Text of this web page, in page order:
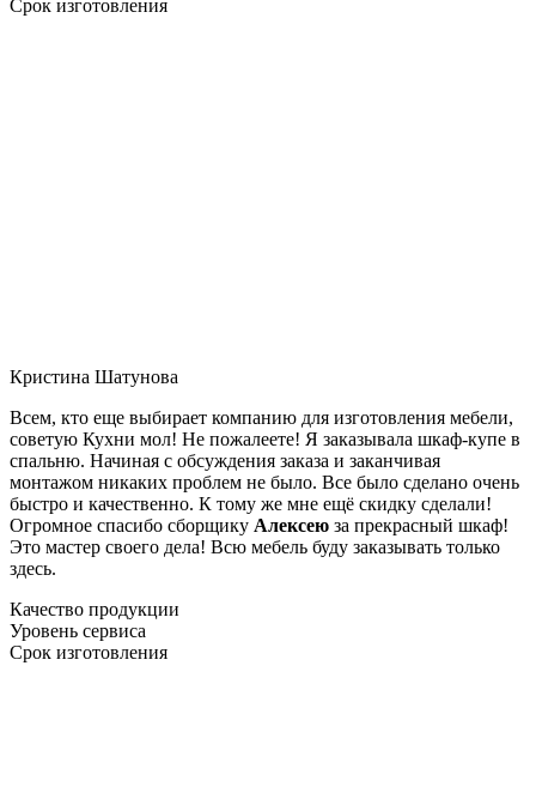
Срок изготовления
Кристина Шатунова
Всем, кто еще выбирает компанию для изготовления мебели,
советую Кухни мол! Не пожалеете! Я заказывала шкаф-купе в
спальню. Начиная с обсуждения заказа и заканчивая
монтажом никаких проблем не было. Все было сделано очень
быстро и качественно. К тому же мне ещё скидку сделали!
Огромное спасибо сборщику Алексею за прекрасный шкаф!
Это мастер своего дела! Всю мебель буду заказывать только
здесь.
Качество продукции
Уровень сервиса
Срок изготовления